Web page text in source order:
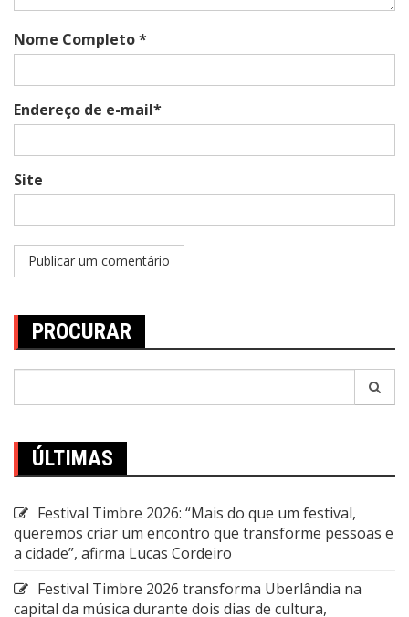
Nome Completo *
Endereço de e-mail*
Site
PROCURAR
ÚLTIMAS
Festival Timbre 2026: “Mais do que um festival,
queremos criar um encontro que transforme pessoas e
a cidade”, afirma Lucas Cordeiro
Festival Timbre 2026 transforma Uberlândia na
capital da música durante dois dias de cultura,